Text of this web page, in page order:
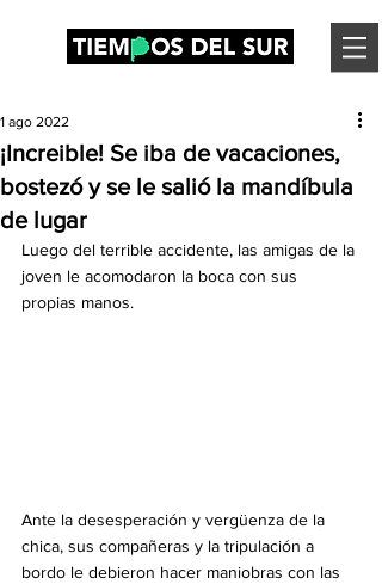
¡Increible! Se iba de vacaciones,
bostezó y se le salió la mandíbula
de lugar
1 ago 2022
Luego del terrible accidente, las amigas de la
joven le acomodaron la boca con sus
propias manos.
Ante la desesperación y vergüenza de la
chica, sus compañeras y la tripulación a
bordo le debieron hacer maniobras con las